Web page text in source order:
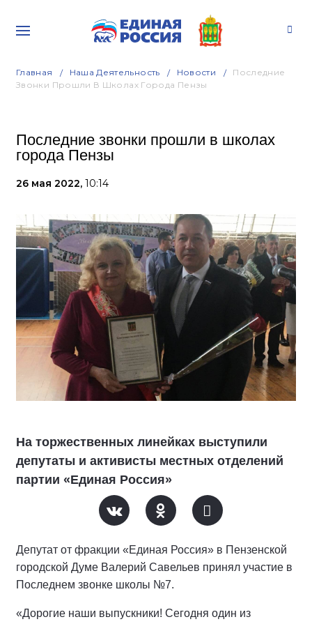
Главная Наша Деятельность Новости
Последние
Звонки Прошли В Школах Города Пензы
Последние звонки прошли в школах
города Пензы
26 мая 2022, 10:14
На торжественных линейках выступили
депутаты и активисты местных отделений
партии «Единая Россия»
Депутат от фракции «Единая Россия» в Пензенской
городской Думе Валерий Савельев принял участие в
Последнем звонке школы №7.
«Дорогие наши выпускники! Сегодня один из